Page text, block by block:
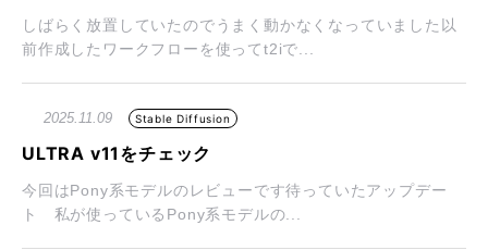
しばらく放置していたのでうまく動かなくなっていました以
前作成したワークフローを使ってt2iで...
2025.11.09 Stable Diffusion
ULTRA v11をチェック
今回はPony系モデルのレビューです待っていたアップデー
ト 私が使っているPony系モデルの...